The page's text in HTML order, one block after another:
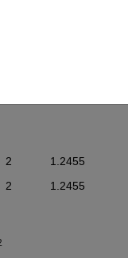
NEE
0.2345
1.2345
1.2455
1.2455
1.2455